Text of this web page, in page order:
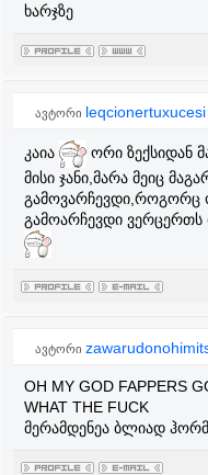
ხარჯზე
ავტორი leqcionertuxucesi
კაია
ორი ზექსიდან
მისი ჯანი,მარა მეიც
გამოვარჩევდი,როგორც
გამოარჩევდი ვერცერთს
ავტორი
OH MY GOD FAPPERS
WHAT THE FUCK
მერამდენეა ბლიად